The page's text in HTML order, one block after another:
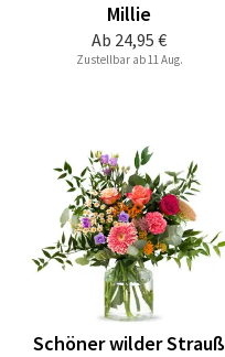
Ab 24,95 €
Millie
Zustellbar ab 11 Aug.
Schöner wilder Strauß